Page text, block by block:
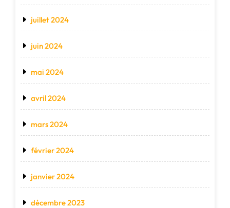
juillet 2024
juin 2024
mai 2024
avril 2024
mars 2024
février 2024
janvier 2024
décembre 2023